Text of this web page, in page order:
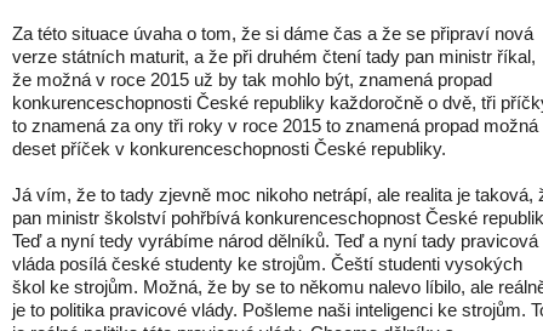
Za této situace úvaha o tom, že si dáme čas a že se připraví nová
verze státních maturit, a že při druhém čtení tady pan ministr říkal,
že možná v roce 2015 už by tak mohlo být, znamená propad
konkurenceschopnosti České republiky každoročně o dvě, tři
to znamená za ony tři roky v roce 2015 to znamená propad možná
deset příček v konkurenceschopnosti České republiky.
Já vím, že to tady zjevně moc nikoho netrápí, ale realita je taková,
pan ministr školství pohřbívá konkurenceschopnost České
Teď a nyní tedy vyrábíme národ dělníků. Teď a nyní tady pravicová
vláda posílá české studenty ke strojům. Čeští studenti vysokých
škol ke strojům. Možná, že by se to někomu nalevo líbilo, ale
je to politika pravicové vlády. Pošleme naši inteligenci ke strojům.